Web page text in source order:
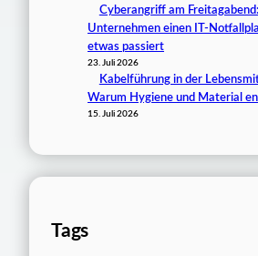
Cyberangriff am
Unternehmen einen IT-
etwas passiert
23. Juli 2026
Kabelführung in der
Warum Hygiene und Material
15. Juli 2026
Tags